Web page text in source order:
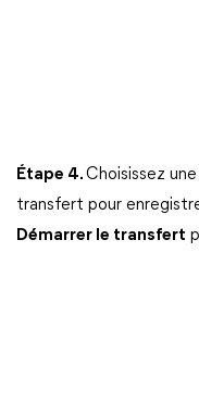
Étape 4.Choisissez
transfert pour
Démarrer le transfert